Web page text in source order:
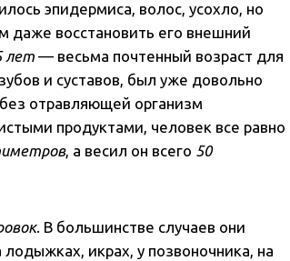
эпидермиса, волос, усохло, но
даже восстановить его внешний
лет — весьма почтенный возраст для
и суставов, был уже довольно
отравляющей организм
продуктами, человек все равно
, а весил он всего 50
. В большинстве случаев они
икрах, у позвоночника, на